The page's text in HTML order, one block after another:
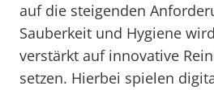
auf die steigenden
Sauberkeit und Hygiene
verstärkt auf innovative
setzen. Hierbei spielen